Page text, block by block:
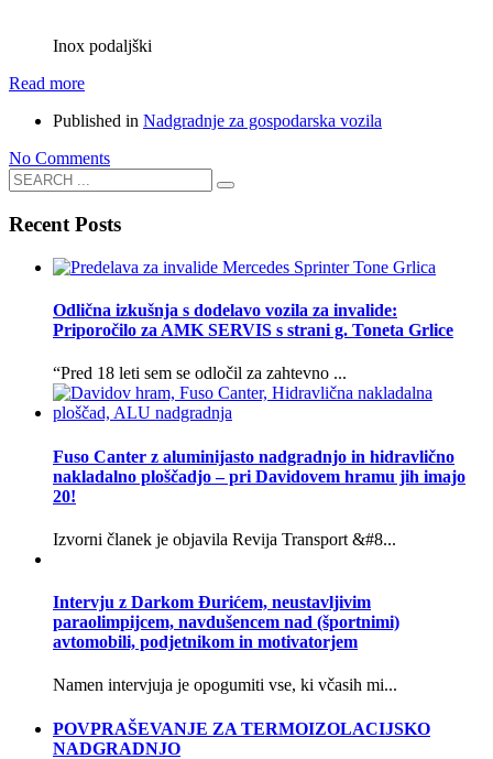
Inox podaljški
Read more
Published in Nadgradnje za gospodarska vozila
No Comments
Recent Posts
Odlična izkušnja s dodelavo vozila za invalide:
Priporočilo za AMK SERVIS s strani g. Toneta Grlice
“Pred 18 leti sem se odločil za zahtevno ...
Fuso Canter z aluminijasto nadgradnjo in hidravlično
nakladalno ploščadjo – pri Davidovem hramu jih imajo
20!
Izvorni članek je objavila Revija Transport &#8...
Intervju z Darkom Đurićem, neustavljivim
paraolimpijcem, navdušencem nad (športnimi)
avtomobili, podjetnikom in motivatorjem
Namen intervjuja je opogumiti vse, ki včasih mi...
POVPRAŠEVANJE ZA TERMOIZOLACIJSKO
NADGRADNJO